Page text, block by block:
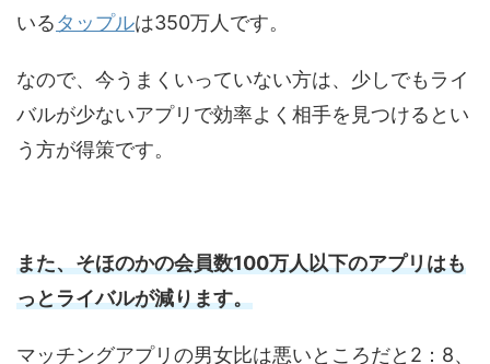
いるタップルは350万人です。
なので、今うまくいっていない方は、少しでもライ
バルが少ないアプリで効率よく相手を見つけるとい
う方が得策です。
また、そほのかの会員数100万人以下のアプリはも
っとライバルが減ります。
マッチングアプリの男女比は悪いところだと2：8、